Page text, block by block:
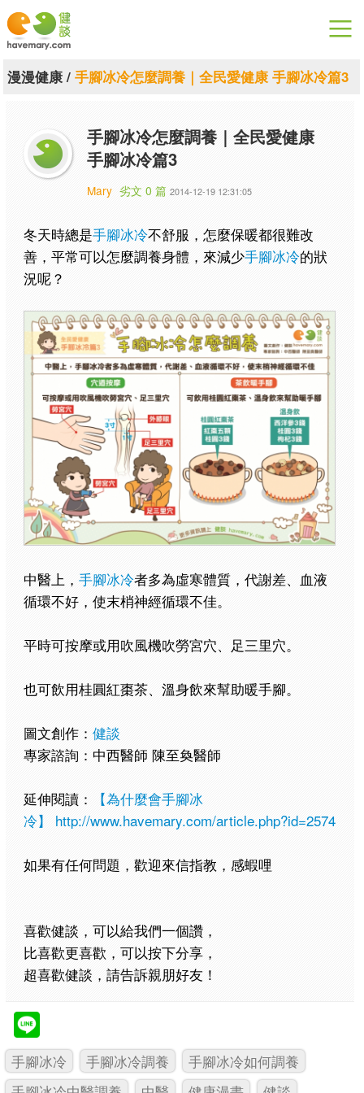
漫漫健康
關於健談
聯絡我們
漫漫健康/ 手腳冰冷怎麼調養｜全民愛健康 手腳冰冷篇3
手腳冰冷怎麼調養｜全民愛健康
手腳冰冷篇3
Mary 劣文 0 篇 2014-12-19 12:31:05
冬天時總是手腳冰冷不舒服，怎麼保暖都很難改
善，平常可以怎麼調養身體，來減少手腳冰冷的狀
況呢？
中醫上， 手腳冰冷者多為虛寒體質，代謝差、血液
循環不好，使末梢神經循環不佳。
平時可按摩或用吹風機吹勞宮穴、足三里穴。
也可飲用桂圓紅棗茶、溫身飲來幫助暖手腳。
圖文創作： 健談
專家諮詢：中西醫師 陳至奐醫師
延伸閱讀：
【為什麼會手腳冰
冷】
http://www.havemary.com/article.php?id=2574
如果有任何問題，歡迎來信指教，感蝦哩
喜歡健談，可以給我們一個讚，
比喜歡更喜歡，可以按下分享，
超喜歡健談，請告訴親朋好友！
手腳冰冷 手腳冰冷調養
手腳冰冷如何調養